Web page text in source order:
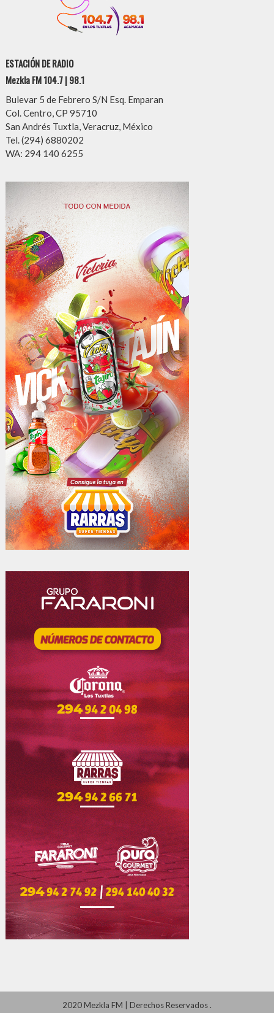
ESTACIÓN DE RADIO
Mezkla FM 104.7 | 98.1
Bulevar 5 de Febrero S/N Esq. Emparan
Col. Centro, CP 95710
San Andrés Tuxtla, Veracruz, México
Tel. (294) 6880202
WA: 294 140 6255
2020 Mezkla FM | Derechos Reservados.